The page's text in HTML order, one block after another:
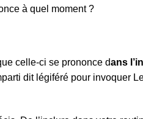
à quel moment ?
celle-ci se prononce dans
dit légiféré pour invoquer